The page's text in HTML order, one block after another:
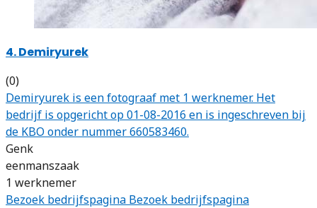
4. Demiryurek
(0)
Demiryurek is een fotograaf met 1 werknemer. Het
bedrijf is opgericht op 01-08-2016 en is ingeschreven bij
de KBO onder nummer 660583460.
Genk
eenmanszaak
1 werknemer
Bezoek bedrijfspagina Bezoek bedrijfspagina